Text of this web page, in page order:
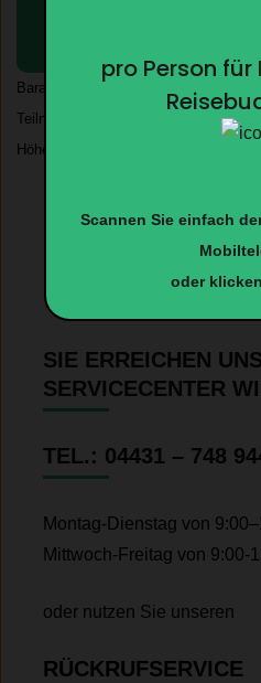
Barauszahlung des Guthabens nicht
Teilnahmebedingen. *zzgl.
Höhe von € 79 pro Person ist bereits
SIE ERREICHEN
SERVICECENTER
TEL.: 04431 – 748
Montag-Dienstag von
Mittwoch-Freitag von 9:00-
oder nutzen Sie unseren
RÜCKRUFSERVICE
pro Person
Scannen Sie einfach
oder